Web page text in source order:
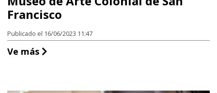
Francisco
Publicado el 16/06/2023 11:47
Ve más Museo de Arte Colonial de San